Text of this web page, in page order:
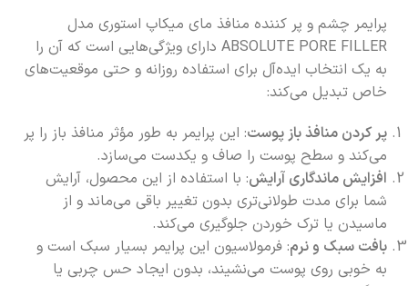
پرایمر چشم و پر کننده منافذ مای میکاپ استوری مدل
ABSOLUTE PORE FILLER دارای ویژگی‌هایی است که آن را
به یک انتخاب ایده‌آل برای استفاده روزانه و حتی موقعیت‌های
خاص تبدیل می‌کند:
پر کردن منافذ باز پوست: این پرایمر به طور مؤثر منافذ باز را پر
می‌کند و سطح پوست را صاف و یکدست می‌سازد.
افزایش ماندگاری آرایش: با استفاده از این محصول، آرایش
شما برای مدت طولانی‌تری بدون تغییر باقی می‌ماند و از
ماسیدن یا ترک خوردن جلوگیری می‌کند.
بافت سبک و نرم: فرمولاسیون این پرایمر بسیار سبک است و
به خوبی روی پوست می‌نشیند، بدون ایجاد حس چربی یا